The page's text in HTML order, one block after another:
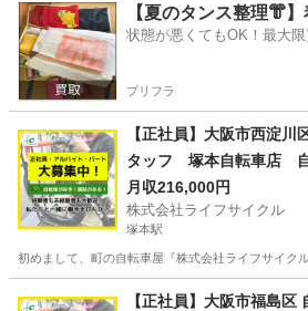
大阪 大阪市 その他
【夏のタンス整理👘
状態が悪くてもOK！最大
プリフラ
【正社員】大阪市西淀川
タッフ 塚本自転車店
識経験不問！経験者は月
月収216,000円
株式会社ライフサイクル
塚本駅
初めまして、町の自転車屋『株式会社ライフサイク
塚本駅 その他
【正社員】大阪市福島区